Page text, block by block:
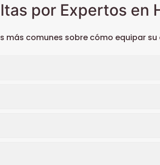
por Expertos en
más comunes sobre cómo equipar